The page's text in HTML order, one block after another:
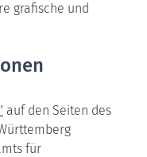
grafische und
auf den Seiten des
für